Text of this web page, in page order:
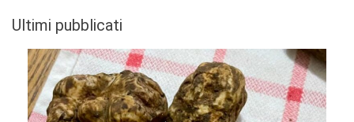
Ultimi pubblicati